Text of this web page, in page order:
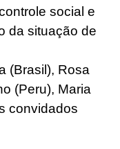
social e
da situação de
(Brasil), Rosa
(Peru), Maria
convidados